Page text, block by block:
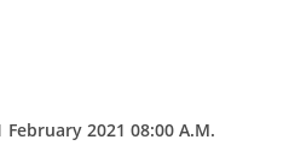
February 2021 08:00 A.M.